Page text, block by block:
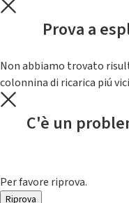
Prova a
Non abbiamo trovato
colonnina di ricarica piú
C'è un
Per favore riprova.
Riprova